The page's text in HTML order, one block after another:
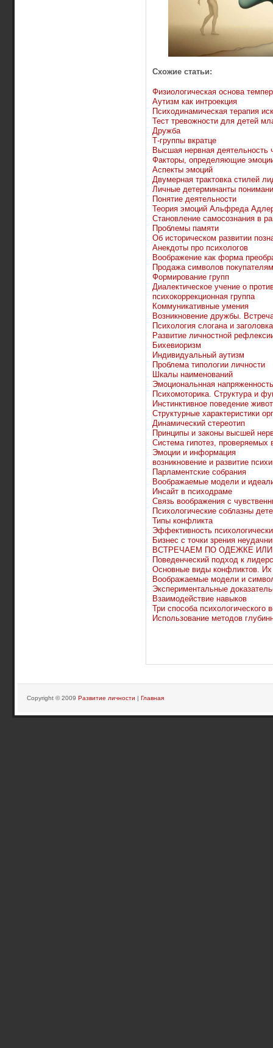
Схожие статьи:
Физиологическая основа
Аутизм как интроекция
Психодинамическая терапия
Тест тревожности для детей
Дружба
Т-группы вкратце
Высшая нервная деятельность
Факторы, определяющие
Аспекты эмоций
Двумерная трактовка стилей
Личные детерминанты
Понятие деятельности
Теория эмоций Альфреда
Становление самосознания в
Проблемы памяти
Об историческом развитии
Анекдоты про психологов
Воображение как форма
Продажа символов
Формирование групп
Диалектическое учение о
психокоррекционная группа
Коммуникативные умения
Возникновение дружбы.
Психология слогана и
Развитие личностной
Бихевиоризм
Индивидуальный аутизм
Проблема типологии личности
Шкалы наименований
Эмоциональнная
Психомоторика. Структура и
Инстинктивное поведение
Структурные характеристики
Динамический стереотип
Принципы и законы высшей
Система гипотез, проверяемых
Эмоции и информация
возникновение и развитие
Парламентские собрания
Воображаемые модели и
Инсайт в психодраме
Связь воображения с
Психологические соблазны
Типы конфликта
Эффективность
Бизнес с точки зрения
ВСТРЕЧАЕМ ПО ОДЕЖКЕ
Поведенческий подход к
Основные виды конфликтов.
Воображаемые модели и
Экспериментальные
Взаимодействие навыков
Три способа психологического
Использование методов
Copyright © 2009 Развитие личности | Главная